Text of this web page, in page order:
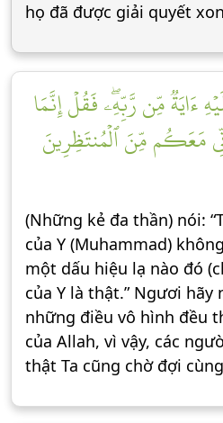
họ đã được giải quyết
ءَايَةٞ مِّن رَّبِّهِۦۖ فَقُلۡ إِنَّمَا
مَعَكُم مِّنَ ٱلۡمُنتَظِرِينَ
(Những kẻ đa thần) nói:
của Y (Muhammad)
một dấu hiệu lạ nào đó
của Y là thật.” Ngươi hãy
những điều vô hình đều
của Allah, vì vậy, các
thật Ta cũng chờ đợi